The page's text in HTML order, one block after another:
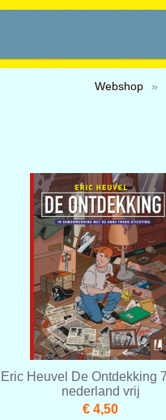
Webshop »
Eric Heuvel De Ontdekking
nederland vrij
€ 4,50